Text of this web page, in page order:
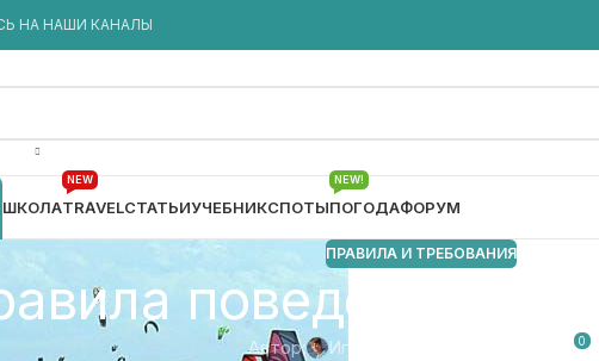
НА НАШИ КАНАЛЫ
ШКОЛАTRAVEL
NEW
СТАТЬИУЧЕБНИКСПОТЫПОГОДА
NEW!
ФОРУМ
ПРАВИЛА И ТРЕБОВАНИЯ
поведения на
Автор: Игорь Кремнёв 0